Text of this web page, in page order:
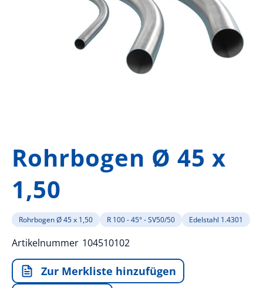
der
Bildergalerie
springen
Rohrbogen Ø 45 x
1,50
Rohrbogen Ø 45 x 1,50 R 100 - 45° - SV50/50 Edelstahl 1.4301
Artikelnummer 104510102
Zur Merkliste hinzufügen